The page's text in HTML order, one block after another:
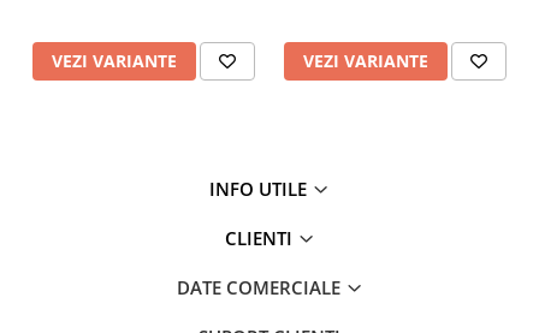
Pompe de presiune
Conectori statie
VEZI VARIANTE VEZI VARIANTE
INFO UTILE
CLIENTI
DATE COMERCIALE